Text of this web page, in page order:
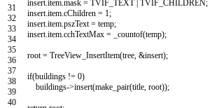
31
32
33
34
35
36
37
38
39
40
insert item mask = TVIF_TEXT | TVIF_CHILDREN;
insert item cChildren = 1 ;
insert item pszText = temp;
insert item cchTextMax = _countof(temp);
root = TreeView_InsertItem(tree &insert);
if(buildings != 0)
buildings->insert(make_pair(title root));